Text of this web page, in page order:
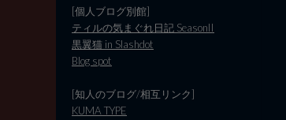
[個人ブログ別館]
ティルの気まぐれ日記 SeasonII
黒翼猫 in Slashdot
Blog spot
[知人のブログ/相互リンク]
KUMA TYPE